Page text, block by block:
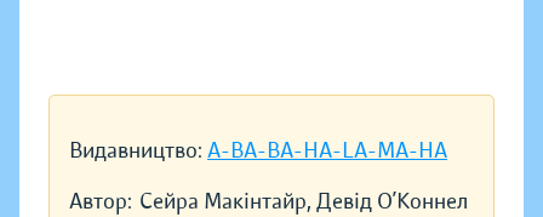
Видавництво: A-BA-BA-HA-LA-MA-HA
Автор: Сейра Макінтайр, Девід О’Коннел